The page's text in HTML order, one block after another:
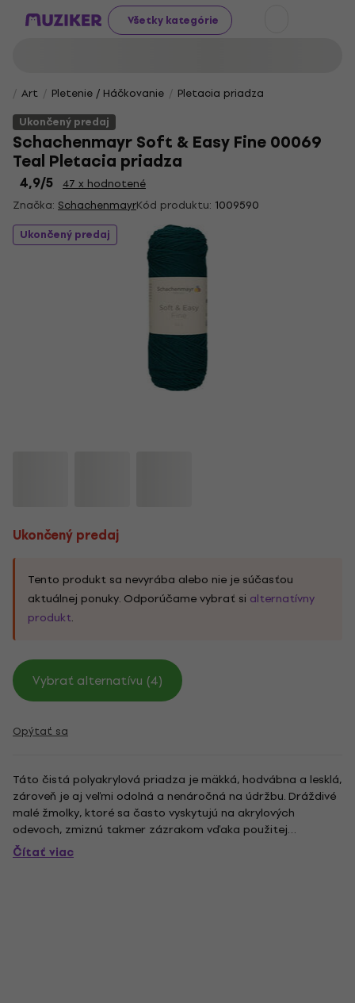
Všetky kategórie
Art Pletenie / Háčkovanie
Pletacia priadza
Ukončený predaj
Schachenmayr Soft & Easy Fine 00069
Teal Pletacia priadza
4,9/5 47 x hodnotené
Značka: SchachenmayrKód produktu: 1009590
Ukončený predaj
Ukončený predaj
Tento produkt sa nevyrába alebo nie je súčasťou
aktuálnej ponuky. Odporúčame vybrať si alternatívny
produkt.
Vybrať alternatívu (4)
Opýtať sa
Táto čistá polyakrylová priadza je mäkká, hodvábna a lesklá,
zároveň je aj veľmi odolná a nenáročná na údržbu. Dráždivé
malé žmolky, ktoré sa často vyskytujú na akrylových
odevoch, zmiznú takmer zázrakom vďaka použitej
špeciálnej protižmolkovej niti od Dralonu a žmolky na
pletených odevoch z tohto vlákna samy opadávajú. Výtvory
Čítať viac